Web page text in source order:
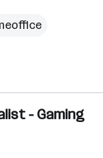
- Gaming